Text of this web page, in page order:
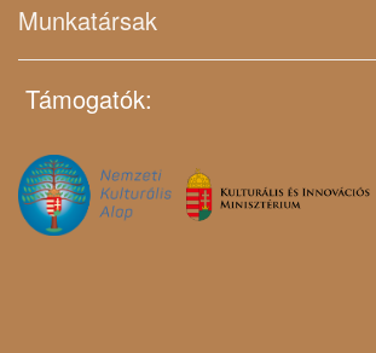
Munkatársak
Támogatók: